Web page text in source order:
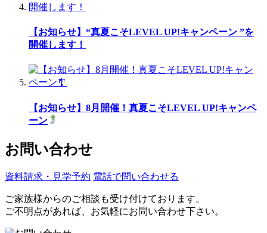
【お知らせ】“真夏こそLEVEL UP!キャンペーン ”を
開催します！
【お知らせ】8月開催！真夏こそLEVEL UP!キャンペ
ーン
お問い合わせ
資料請求・見学予約 電話で問い合わせる
ご家族様からのご相談も受け付けております。
ご不明点があれば、お気軽にお問い合わせ下さい。